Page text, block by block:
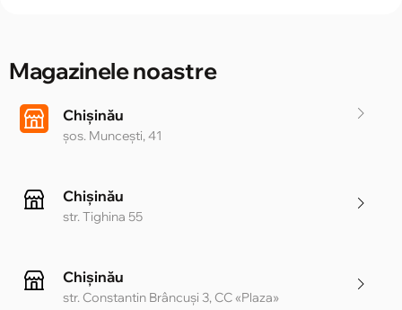
Magazinele noastre
Chișinău
șos. Muncești, 41
Chișinău
str. Tighina 55
Chișinău
str. Constantin Brâncuși 3, CC «Plaza»